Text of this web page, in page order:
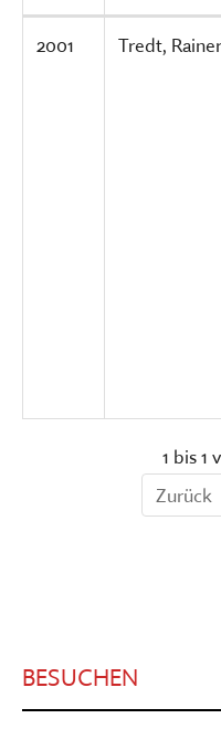
2001 Tredt,
1 bis 1
Zurück
BESUCHEN